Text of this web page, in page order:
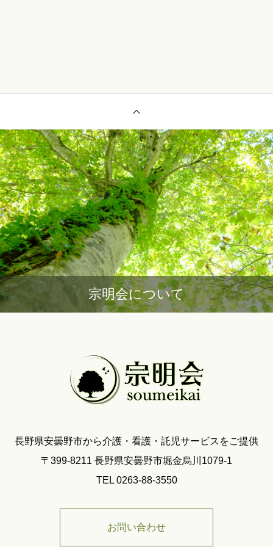
宗明会について
長野県安曇野市から介護・看護・託児サービスをご提供
〒399-8211 長野県安曇野市堀金烏川1079-1
TEL 0263-88-3550
お問い合わせ